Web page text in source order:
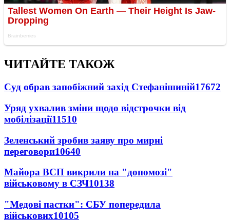
ЧИТАЙТЕ ТАКОЖ
Суд обрав запобіжний захід Стефанішиній17672
Уряд ухвалив зміни щодо відстрочки від
мобілізації11510
Зеленський зробив заяву про мирні
переговори10640
Майора ВСП викрили на "допомозі"
військовому в СЗЧ10138
"Медові пастки": СБУ попередила
військових10105